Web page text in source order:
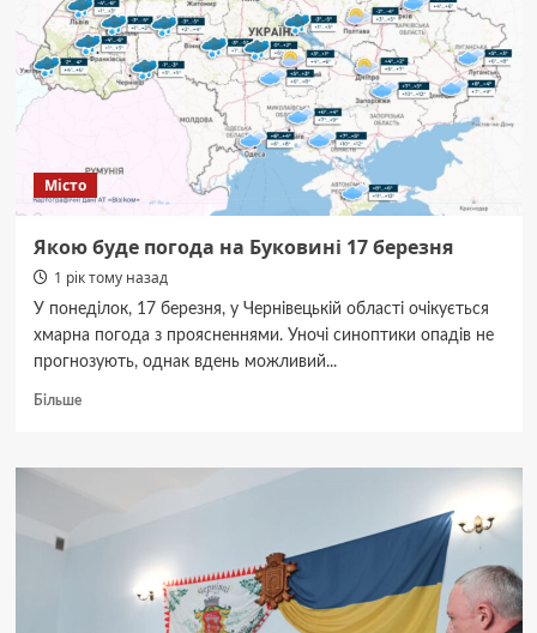
посеред
дня
стріляв
у
повітря
Місто
Якою буде погода на Буковині 17 березня
1 рік тому назад
У понеділок, 17 березня, у Чернівецькій області очікується
хмарна погода з проясненнями. Уночі синоптики опадів не
прогнозують, однак вдень можливий...
БільшеДокладніше
буде